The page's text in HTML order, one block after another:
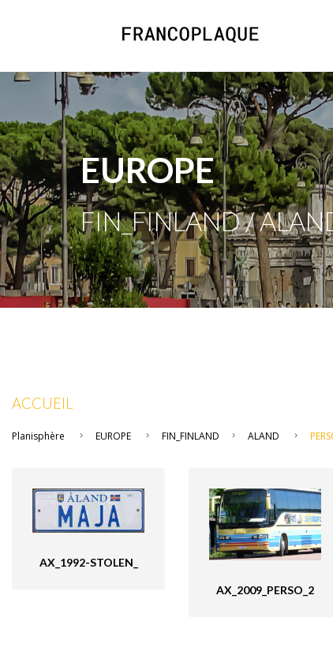
EUROPE
FIN_FINLAND /
ACCUEIL
Planisphère EUROPE FIN_FINLAND ALAND
AX_1992-STOLEN_
AX_2009_PERSO_2